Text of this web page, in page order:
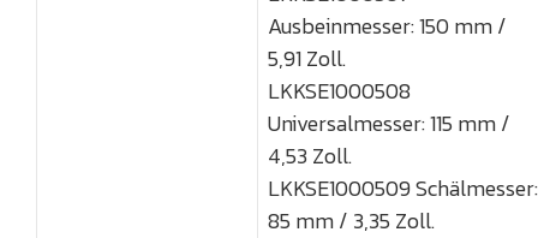
Ausbeinmesser: 150 mm /
5,91 Zoll.
LKKSE1000508
Universalmesser: 115 mm /
4,53 Zoll.
LKKSE1000509 Schälmesser:
85 mm / 3,35 Zoll.